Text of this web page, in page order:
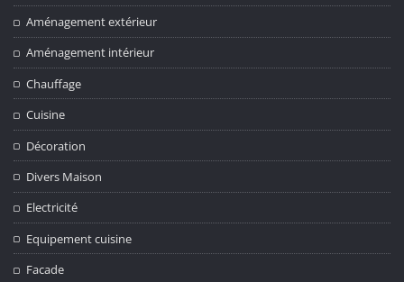
Aménagement extérieur
Aménagement intérieur
Chauffage
Cuisine
Décoration
Divers Maison
Electricité
Equipement cuisine
Facade